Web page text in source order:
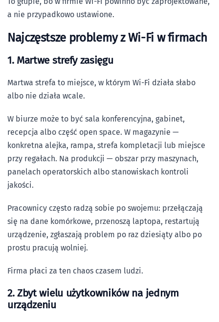
a nie przypadkowo ustawione.
Najczęstsze problemy z Wi-Fi w firmach
1. Martwe strefy zasięgu
Martwa strefa to miejsce, w którym Wi-Fi działa słabo
albo nie działa wcale.
W biurze może to być sala konferencyjna, gabinet,
recepcja albo część open space. W magazynie —
konkretna alejka, rampa, strefa kompletacji lub miejsce
przy regałach. Na produkcji — obszar przy maszynach,
panelach operatorskich albo stanowiskach kontroli
jakości.
Pracownicy często radzą sobie po swojemu: przełączają
się na dane komórkowe, przenoszą laptopa, restartują
urządzenie, zgłaszają problem po raz dziesiąty albo po
prostu pracują wolniej.
Firma płaci za ten chaos czasem ludzi.
2. Zbyt wielu użytkowników na jednym
urządzeniu